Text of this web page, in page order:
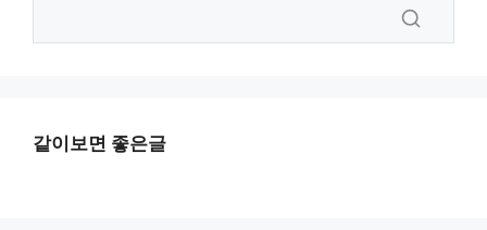
같이보면 좋은글